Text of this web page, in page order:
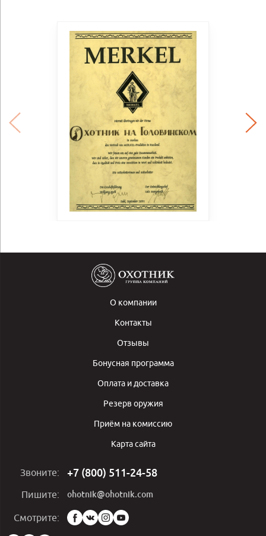
О компании
Контакты
Отзывы
Бонусная программа
Оплата и доставка
Резерв оружия
Приём на комиссию
Карта сайта
Звоните: +7 (800) 511-24-58
Пишите: ohotnik@ohotnik.com
Смотрите:
Мы
в